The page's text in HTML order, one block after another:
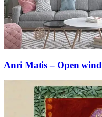
Anri Matis – Open